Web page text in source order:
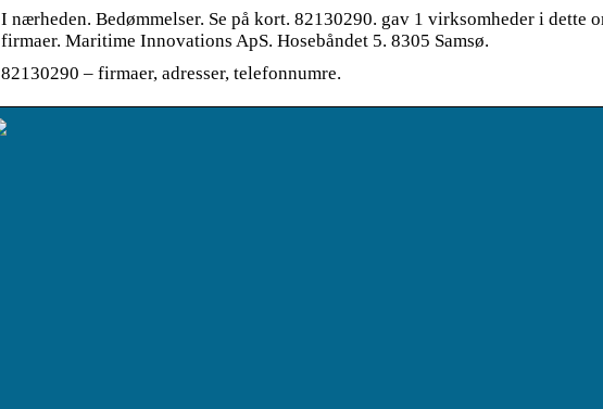
I nærheden. Bedømmelser. Se på kort. 82130290. gav 1 virksomheder i dette
firmaer. Maritime Innovations ApS. Hosebåndet 5. 8305 Samsø.
82130290 – firmaer, adresser, telefonnumre.